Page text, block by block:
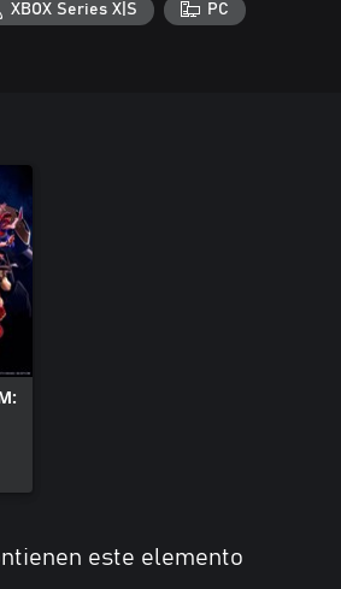
XBOX Series X|S PC
este elemento